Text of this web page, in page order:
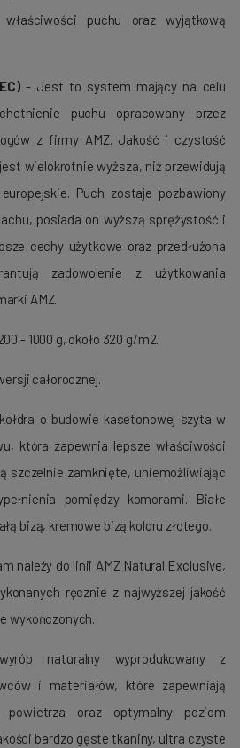
puchu oraz wyjątkową
- Jest to system mający na celu
puchu opracowany przez
z firmy AMZ. Jakość i czystość
wielokrotnie wyższa, niż przewidują
Puch zostaje pozbawiony
posiada on wyższą sprężystość i
cechy użytkowe oraz przedłużona
zadowolenie z użytkowania
AMZ.
- 1000 g, około 320 g/m2.
całorocznej.
kołdra o budowie kasetonowej szyta w
która zapewnia lepsze właściwości
szczelnie zamknięte, uniemożliwiając
pomiędzy komorami. Białe
bizą, kremowe bizą koloru złotego.
należy do linii AMZ Natural Exclusive,
ręcznie z najwyższej jakość
wykończonych.
naturalny wyprodukowany z
i materiałów, które zapewniają
powietrza oraz optymalny poziom
bardzo gęste tkaniny, ultra czyste